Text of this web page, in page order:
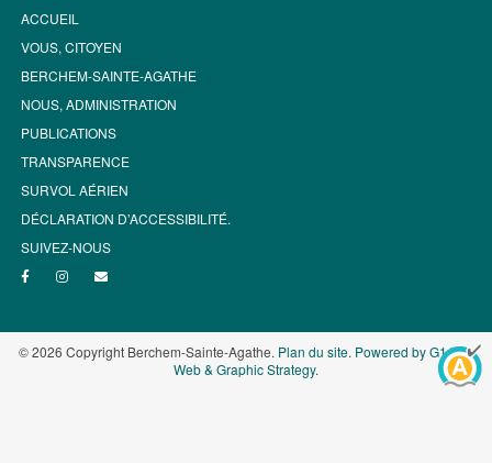
ACCUEIL
VOUS, CITOYEN
BERCHEM-SAINTE-AGATHE
NOUS, ADMINISTRATION
PUBLICATIONS
TRANSPARENCE
SURVOL AÉRIEN
DÉCLARATION D’ACCESSIBILITÉ.
SUIVEZ-NOUS
© 2026 Copyright Berchem-Sainte-Agathe. Plan du site. Powered by G1.be -
Web & Graphic Strategy.